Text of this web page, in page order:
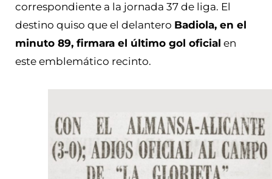
correspondiente a la jornada 37 de liga. El
destino quiso que el delantero Badiola, en el
minuto 89, firmara el último gol oficial en
este emblemático recinto.